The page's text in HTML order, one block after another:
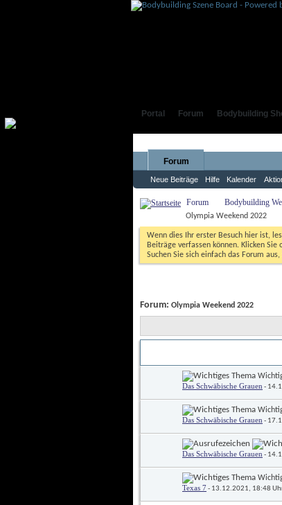
Portal Forum Bodybuilding
Forum
Neue Beiträge Hilfe Kalender
Forum Bodybuilding
Olympia Weekend 2022
Wenn dies Ihr erster Besuch hier ist,
Beiträge verfassen können. Klicken
Suchen Sie sich einfach das Forum
Forum: Olympia Weekend 2022
Das Schwäbische Grauen -
Das Schwäbische Grauen -
Das Schwäbische Grauen -
Texas 7 - 13.12.2021, 18:48